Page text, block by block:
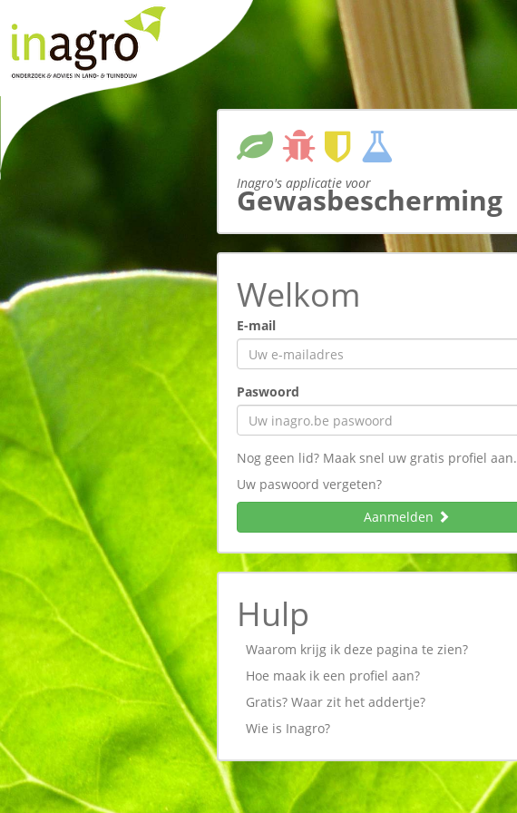
Inagro's applicatie voor
Gewasbescherming
Welkom
E-mail
Paswoord
Nog geen lid? Maak snel uw gratis profiel aan.
Uw paswoord vergeten?
Aanmelden
Hulp
Waarom krijg ik deze pagina te zien?
Hoe maak ik een profiel aan?
Gratis? Waar zit het addertje?
Wie is Inagro?